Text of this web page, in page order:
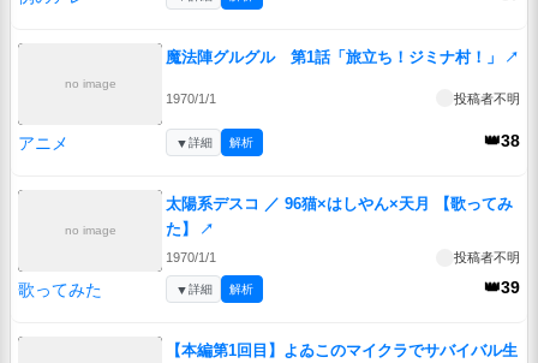
no image
魔法陣グルグル 第1話「旅立ち！ジミナ村！」 ↗
1970/1/1 投稿者不明
アニメ 👑38
▼詳細 解析
no image
太陽系デスコ ／ 96猫×はしやん×天月 【歌ってみ
た】
↗
1970/1/1 投稿者不明
歌ってみた 👑39
▼詳細 解析
【本編第1回目】よゐこのマイクラでサバイバル生